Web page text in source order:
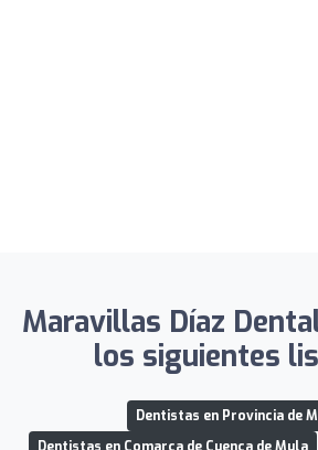
Maravillas Díaz
los siguientes
Dentistas en Provincia de
Dentistas en Comarca de Cuenca de Mula